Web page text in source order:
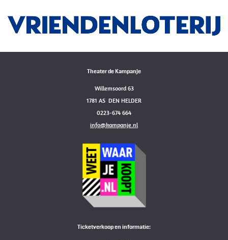
Theater de Kampanje
Willemsoord 63
1781 AS DEN HELDER
0223-674 664
info@kampanje.nl
Ticketverkoop en informatie: